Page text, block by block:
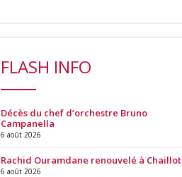
FLASH INFO
Décès du chef d’orchestre Bruno
Campanella
6 août 2026
Rachid Ouramdane renouvelé à Chaillot
6 août 2026